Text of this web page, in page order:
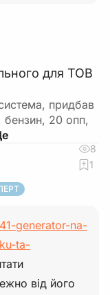
для ТОВ
придбав
бензин, 20 опп,
8
1
generator-na-
ta-
від його